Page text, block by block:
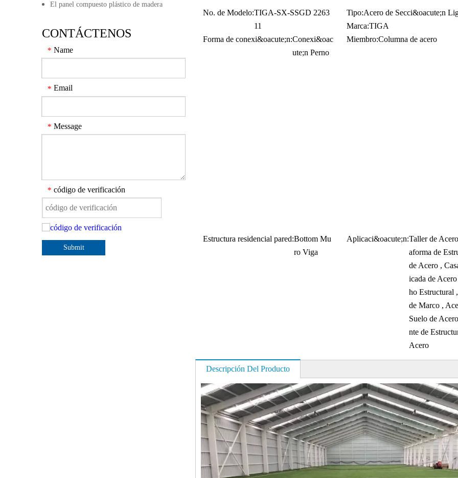
El panel compuesto plástico de madera
CONTÁCTENOS
* Name
* Email
* Message
* código de verificación
Submit
No. de Modelo:TIGA-SX-SSGD 2263
11
Tipo:Acero de Secci&oacute;n
Marca:TIGA
Forma de conexi&oacute;n:Conexi&oac
ute;n Perno
Miembro:Columna de acero
Estructura residencial pared:Bottom Mu
ro Viga
Aplicaci&oacute;n:Taller de
aforma de
de Acero ,
icada de
ho Estructural
de Marco ,
Suelo de
nte de
Acero
Descripción Del Producto